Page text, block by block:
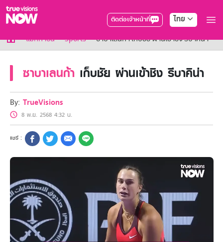
ติดต่อเจ้าหน้าที่ ไทย
True AF2026
แพ็กเกจ
NOW SPORTS
NOW Muay Thai
แพ็กเกจทรูวิชันส์นาวทั้งหมด
เคเบิลและจานดาวเทียม
สิทธิพิเศษ
สิทธิพิเศษลูกค้าทรูวิชั่นส์
แพ็กเกจสำหรับผู้ประกอบการ
หาร้านร่วมรายการ
FAQs
แม็กกาซีน Sports ซาบาเลนก้า เก็บชัย ผ่านเข้าชิง รีบาคิน่า
ซาบาเลนก้า เก็บชัย ผ่านเข้าชิง รีบาคิน่า
By: TrueVisions
8 พ.ย. 2568 4:32 น.